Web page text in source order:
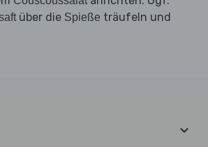
über die Spieße träufeln und